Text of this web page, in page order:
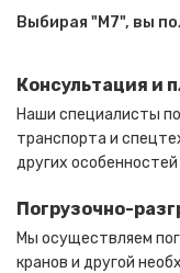
Выбирая "М7", вы
Консультация и
Наши специалисты
транспорта и
других
Погрузочно-
Мы осуществляем
кранов и другой